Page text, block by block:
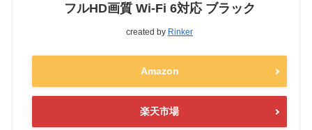
フルHD画質 Wi-Fi 6対応 ブラック
created by Rinker
Amazon
楽天市場